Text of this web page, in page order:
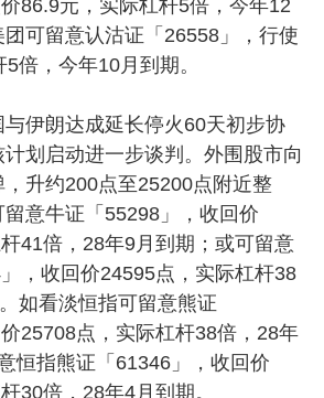
价86.9元，实际杠杆5倍，今年12
团可留意认沽证「26558」，行使
倍，今年10月到期。
朗达成延长停火60天初步协
划启动进一步谈判。外围股市向
升约200点至25200点附近整
意牛证「55298」，收回价
41倍，28年9月到期；或可留意
，收回价24595点，实际杠杆38
如看淡恒指可留意熊证
价25708点，实际杠杆38倍，28年
恒指熊证「61346」，收回价
30倍，28年4月到期。